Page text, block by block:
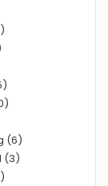
(6)
(3)